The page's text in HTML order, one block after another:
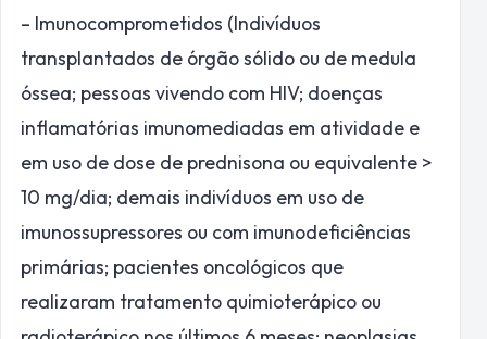
– Imunocomprometidos (Indivíduos
transplantados de órgão sólido ou de medula
óssea; pessoas vivendo com HIV; doenças
inflamatórias imunomediadas em atividade e
em uso de dose de prednisona ou equivalente >
10 mg/dia; demais indivíduos em uso de
imunossupressores ou com imunodeficiências
primárias; pacientes oncológicos que
realizaram tratamento quimioterápico ou